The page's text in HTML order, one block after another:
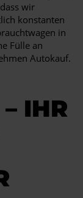
wir
konstanten
in
Fülle an
Autokauf.
IHR